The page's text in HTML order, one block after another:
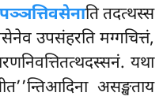
पञ्ञत्तिवसेनाति तदत्थस्स
उपसंहरति मग्गचित्तं,
यथा
असङ्खताय